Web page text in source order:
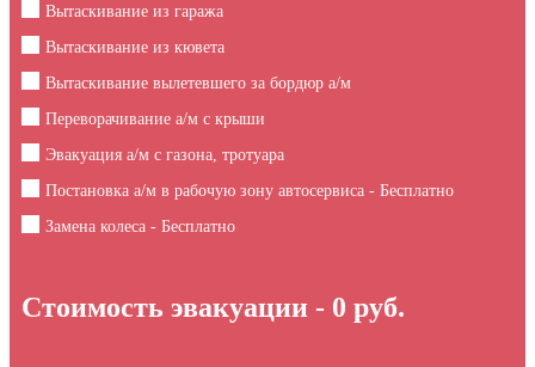
Вытаскивание из гаража
Вытаскивание из кювета
Вытаскивание вылетевшего за бордюр а/м
Переворачивание а/м с крыши
Эвакуация а/м с газона, тротуара
Постановка а/м в рабочую зону автосервиса - Бесплатно
Замена колеса - Бесплатно
Стоимость эвакуации - 0 руб.